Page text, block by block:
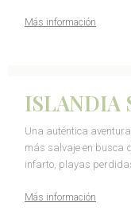
Más información
ISLANDIA
Una auténtica
más salvaje en busca
infarto, playas
Más información